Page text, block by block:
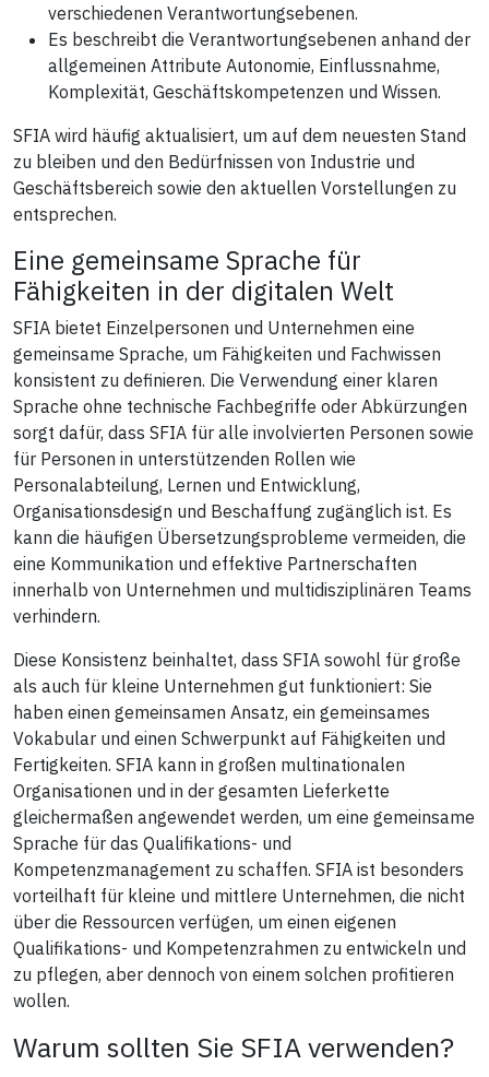
verschiedenen Verantwortungsebenen.
Es beschreibt die Verantwortungsebenen anhand der
allgemeinen Attribute Autonomie, Einflussnahme,
Komplexität, Geschäftskompetenzen und Wissen.
SFIA wird häufig aktualisiert, um auf dem neuesten Stand
zu bleiben und den Bedürfnissen von Industrie und
Geschäftsbereich sowie den aktuellen Vorstellungen zu
entsprechen.
Eine gemeinsame Sprache für
Fähigkeiten in der digitalen Welt
SFIA bietet Einzelpersonen und Unternehmen eine
gemeinsame Sprache, um Fähigkeiten und Fachwissen
konsistent zu definieren. Die Verwendung einer klaren
Sprache ohne technische Fachbegriffe oder Abkürzungen
sorgt dafür, dass SFIA für alle involvierten Personen sowie
für Personen in unterstützenden Rollen wie
Personalabteilung, Lernen und Entwicklung,
Organisationsdesign und Beschaffung zugänglich ist. Es
kann die häufigen Übersetzungsprobleme vermeiden, die
eine Kommunikation und effektive Partnerschaften
innerhalb von Unternehmen und multidisziplinären Teams
verhindern.
Diese Konsistenz beinhaltet, dass SFIA sowohl für große
als auch für kleine Unternehmen gut funktioniert: Sie
haben einen gemeinsamen Ansatz, ein gemeinsames
Vokabular und einen Schwerpunkt auf Fähigkeiten und
Fertigkeiten. SFIA kann in großen multinationalen
Organisationen und in der gesamten Lieferkette
gleichermaßen angewendet werden, um eine gemeinsame
Sprache für das Qualifikations- und
Kompetenzmanagement zu schaffen. SFIA ist besonders
vorteilhaft für kleine und mittlere Unternehmen, die nicht
über die Ressourcen verfügen, um einen eigenen
Qualifikations- und Kompetenzrahmen zu entwickeln und
zu pflegen, aber dennoch von einem solchen profitieren
wollen.
Warum sollten Sie SFIA verwenden?